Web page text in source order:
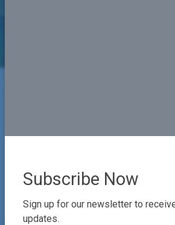
Subscribe Now
Sign up for our newsletter to
updates.